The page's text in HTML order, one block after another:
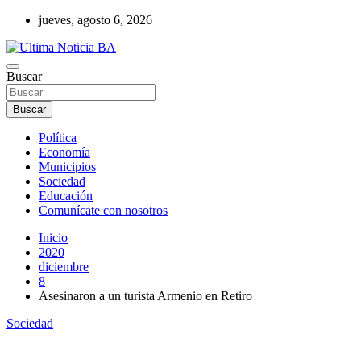
Saltar
contenido
jueves, agosto 6, 2026
Ultima Noticia BA
Últimas noticias de la provincia de Buenos Aires y del partido de La
Matanza en nuestro portal de noticias. Mantente informado sobre
política, economía, sociedad y mucho más.
Buscar
Buscar
Política
Economía
Municipios
Sociedad
Educación
Comunícate con nosotros
Inicio
2020
diciembre
8
Asesinaron a un turista Armenio en Retiro
Sociedad